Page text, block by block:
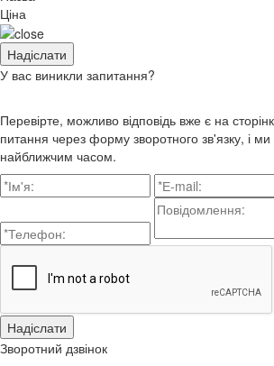
Ціна
У вас виникли запитання?
Перевірте, можливо відповідь вже є на
питання через форму зворотного зв'язку, і
найближчим часом.
Зворотний дзвінок